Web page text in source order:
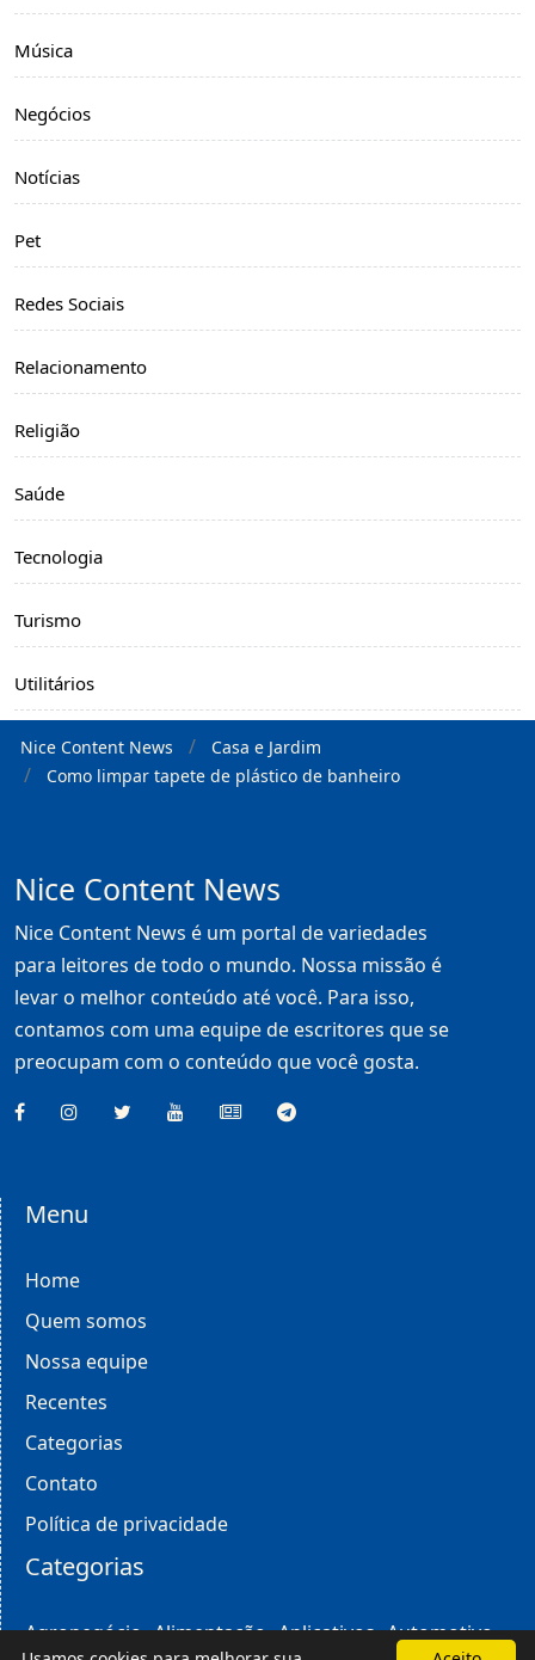
Música
Negócios
Notícias
Pet
Redes Sociais
Relacionamento
Religião
Saúde
Tecnologia
Turismo
Utilitários
Nice Content News
Casa e Jardim
Como limpar tapete de plástico de banheiro
Nice Content News
Nice Content News é um portal de variedades
para leitores de todo o mundo. Nossa missão é
levar o melhor conteúdo até você. Para isso,
contamos com uma equipe de escritores que se
preocupam com o conteúdo que você gosta.
Menu
Home
Quem somos
Nossa equipe
Recentes
Categorias
Contato
Política de privacidade
Categorias
Agronegócio Alimentação Aplicativos Automotivo